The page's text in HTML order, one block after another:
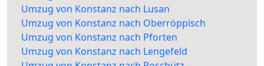
Umzug von Konstanz nach Lusan
Umzug von Konstanz nach Oberröppisch
Umzug von Konstanz nach Pforten
Umzug von Konstanz nach Lengefeld